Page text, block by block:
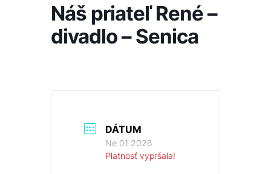
Náš priateľ René –
divadlo – Senica
DÁTUM
Ne 01 2026
Platnosť vypršala!